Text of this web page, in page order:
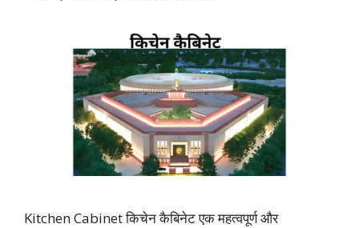
Kitchen Cabinet किचेन कैबिनेट एक महत्वपूर्ण और